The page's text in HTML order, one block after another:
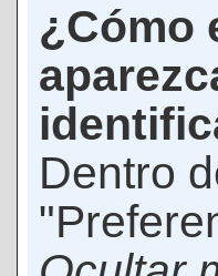
¿Cómo
Dentro